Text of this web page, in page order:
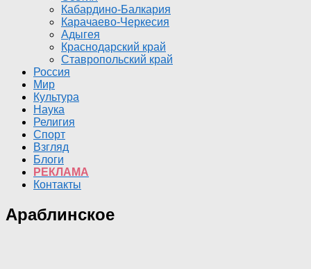
Кабардино-Балкария
Карачаево-Черкесия
Адыгея
Краснодарский край
Ставропольский край
Россия
Мир
Культура
Наука
Религия
Спорт
Взгляд
Блоги
РЕКЛАМА
Контакты
Араблинское